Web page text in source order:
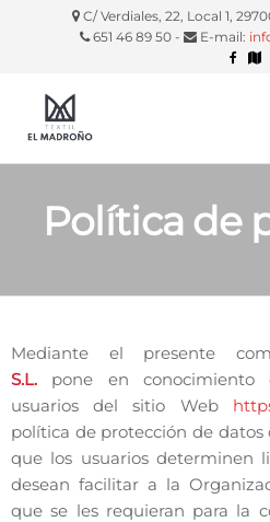
C/ Verdiales, 22, Local 1,
651 46 89 50 -
E-mail:
Madroño
silla, etc.
Política de
Mediante el presente
S.L. pone en conocimiento
usuarios del sitio Web
política de protección de datos
que los usuarios determinen
desean facilitar a la
que se les requieran para la